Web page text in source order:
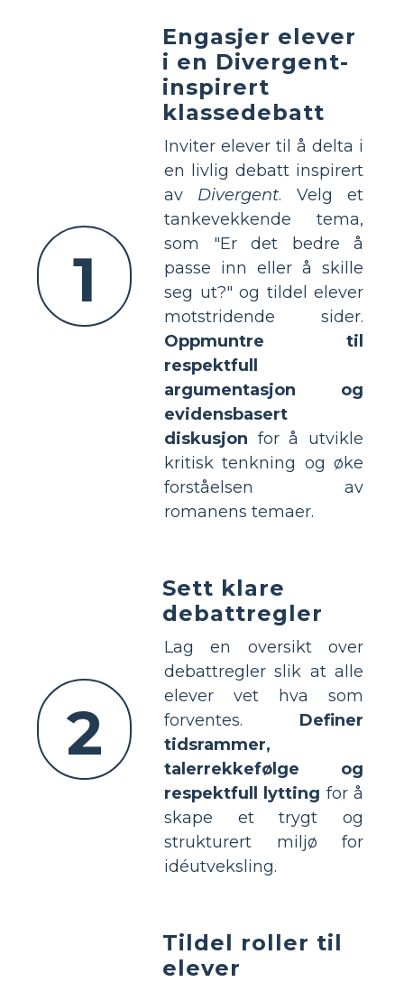
1
Engasjer elever
i en Divergent-
inspirert
klassedebatt
Inviter elever til å delta i
en livlig debatt inspirert
av Divergent. Velg et
tankevekkende tema,
som "Er det bedre å
passe inn eller å skille
seg ut?" og tildel elever
motstridende sider.
Oppmuntre til
respektfull
argumentasjon og
evidensbasert
diskusjon for å utvikle
kritisk tenkning og øke
forståelsen av
romanens temaer.
2
Sett klare
debattregler
Lag en oversikt over
debattregler slik at alle
elever vet hva som
forventes. Definer
tidsrammer,
talerrekkefølge og
respektfull lytting for å
skape et trygt og
strukturert miljø for
idéutveksling.
Tildel roller til
elever